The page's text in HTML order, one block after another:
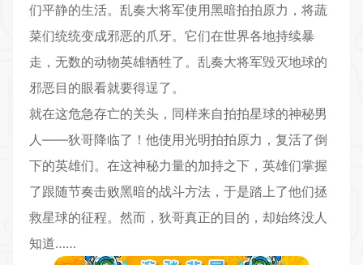
们平静的生活。乱奏大将军使用黑暗拍拍原力，将蔬
菜们统统变成邪恶的爪牙。它们在世界各地持续暴
走，无数的动物英雄牺牲了。乱奏大将军毁灭地球的
邪恶目的眼看就要得逞了。
就在这危急存亡的关头，同样来自拍拍星球的神秘男
人——狄哥降临了！他使用光明拍拍原力，复活了倒
下的英雄们。在这神秘力量的加持之下，英雄们掌握
了跟随节奏击败黑暗的战斗方法，于是踏上了他们拯
救星球的征程。然而，狄哥真正的目的，却始终没人
知道……